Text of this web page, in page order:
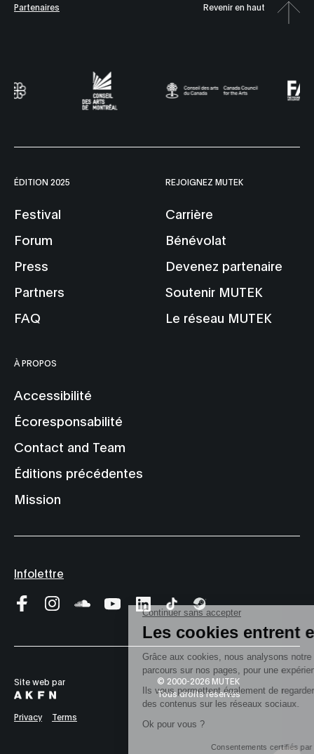
Partenaires Revenir en haut
ÉDITION 2025
Festival
Forum
Press
Partners
FAQ
REJOIGNEZ MUTEK
Carrière
Bénévolat
Devenez partenaire
Soutenir MUTEK
Le réseau MUTEK
À PROPOS
Accessibilité
Écoresponsabilité
Contact and Team
Éditions précédentes
Mission
Infolettre
Site web par
© 2000-2026 MUTEK
Tous droits réservés
Privacy Terms